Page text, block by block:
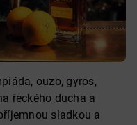
ouzo, gyros,
řeckého ducha a
sladkou a